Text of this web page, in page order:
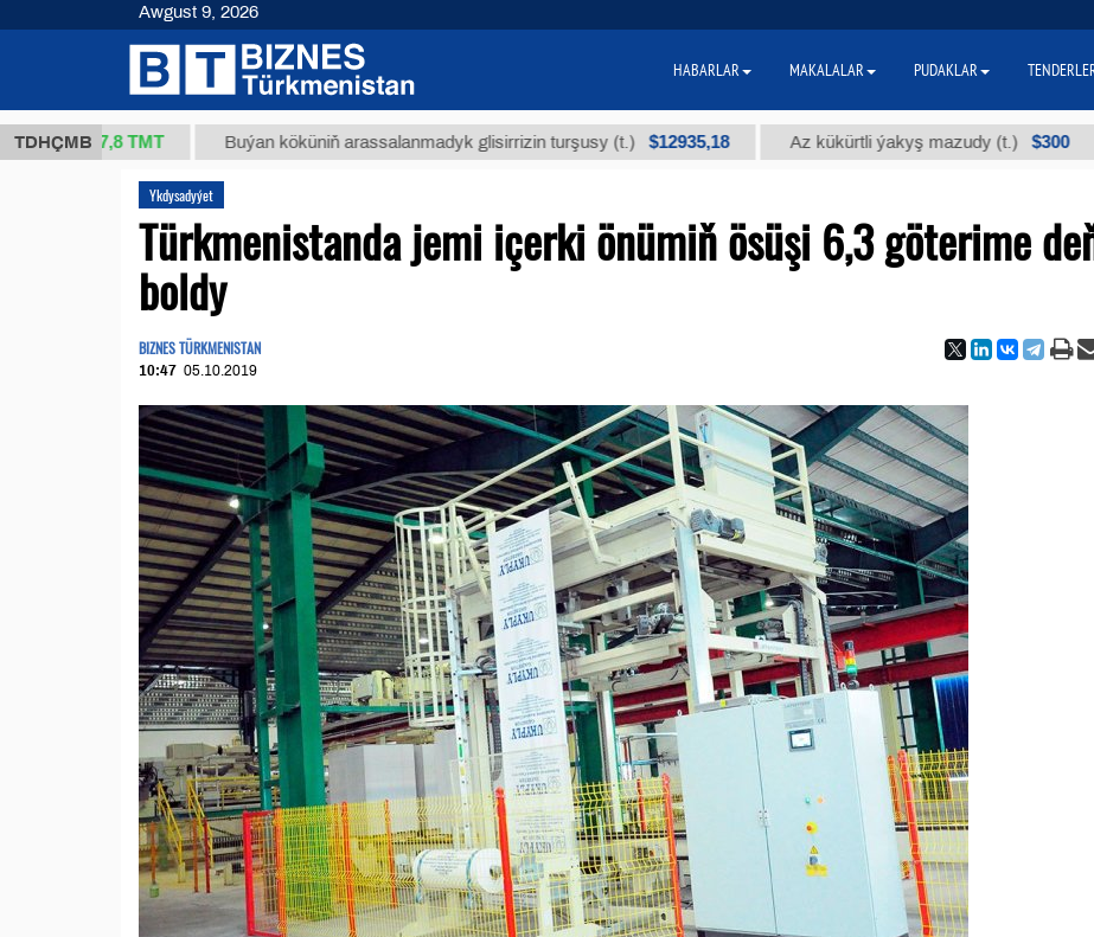
TDHÇMB
37,8 ТМТ Buýan köküniň arassalanmadyk glisirrizin turşusy (t.) $12935,18 Az kükürtli ýakyş mazudy (t.) $300 "А"
Ykdysadyýet
Türkmenistanda jemi içerki önümiň ösüşi 6,3 göterime
boldy
BIZNES TÜRKMENISTAN
10:47 05.10.2019
Awgust 9, 2026
HABARLAR MAKALALAR PUDAKLAR